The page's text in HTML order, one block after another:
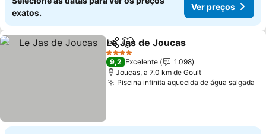
exatos.
Ver preços
PartilharAdicionar aos favoritos
Le Jas de Joucas
4 Estrelas
9,2 Excelente
1.098
Joucas, a 7.0 km de Goult
Piscina infinita aquecida de água salgada